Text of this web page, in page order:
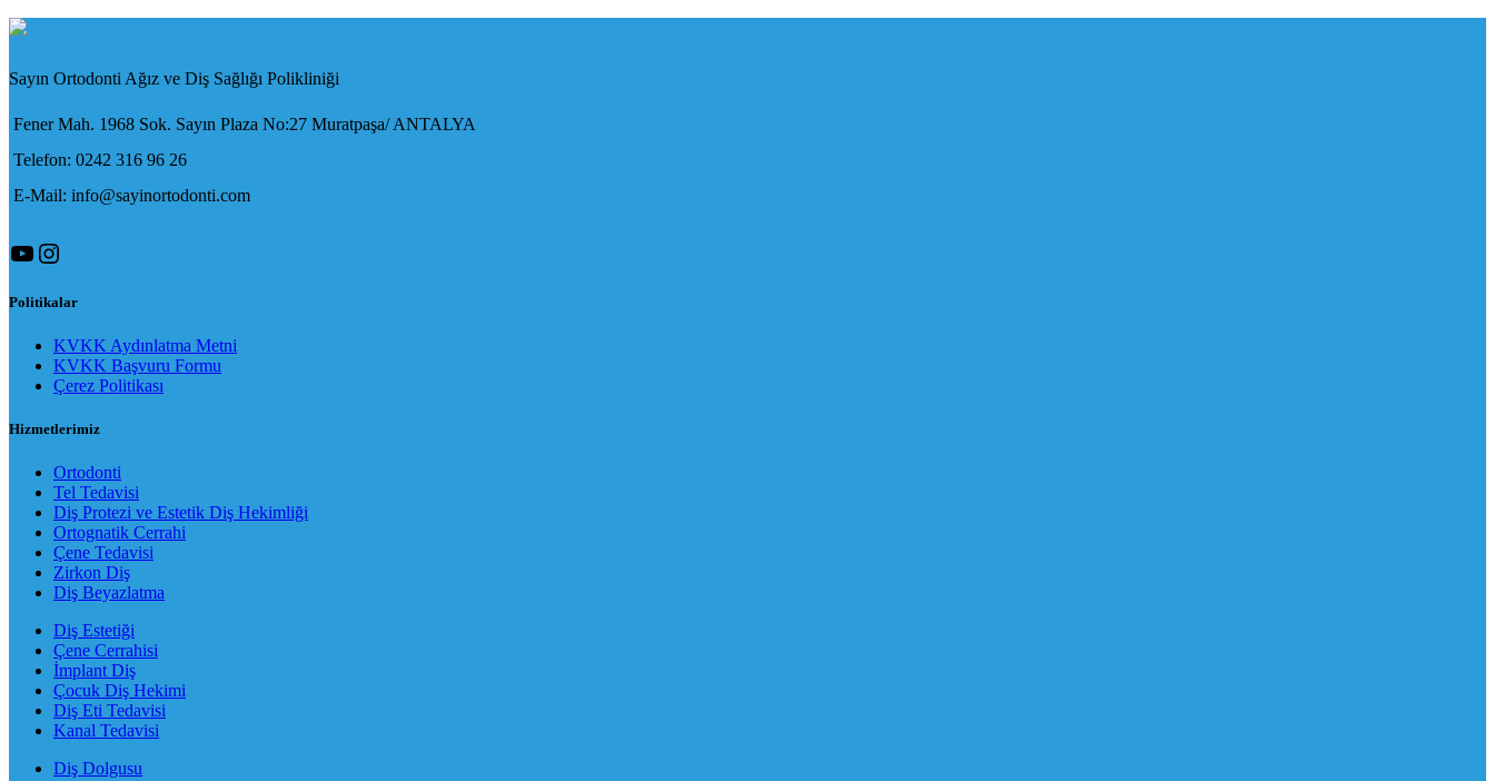
Sayın Ortodonti Ağız ve Diş Sağlığı Polikliniği
Fener Mah. 1968 Sok. Sayın Plaza No:27 Muratpaşa/ ANTALYA
Telefon: 0242 316 96 26
E-Mail: info@sayinortodonti.com
YouTube
Instagram
Politikalar
KVKK Aydınlatma Metni
KVKK Başvuru Formu
Çerez Politikası
Hizmetlerimiz
Ortodonti
Tel Tedavisi
Diş Protezi ve Estetik Diş Hekimliği
Ortognatik Cerrahi
Çene Tedavisi
Zirkon Diş
Diş Beyazlatma
Diş Estetiği
Çene Cerrahisi
İmplant Diş
Çocuk Diş Hekimi
Diş Eti Tedavisi
Kanal Tedavisi
Diş Dolgusu